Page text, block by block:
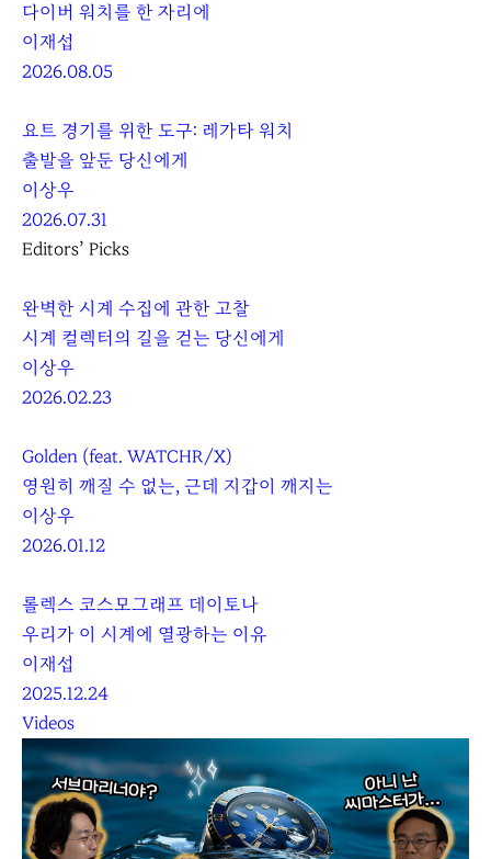
다이버 워치를 한 자리에
이재섭
2026.08.05
요트 경기를 위한 도구: 레가타 워치
출발을 앞둔 당신에게
이상우
2026.07.31
Editors’ Picks
완벽한 시계 수집에 관한 고찰
시계 컬렉터의 길을 걷는 당신에게
이상우
2026.02.23
Golden (feat. WATCHR/X)
영원히 깨질 수 없는, 근데 지갑이 깨지는
이상우
2026.01.12
롤렉스 코스모그래프 데이토나
우리가 이 시계에 열광하는 이유
이재섭
2025.12.24
Videos